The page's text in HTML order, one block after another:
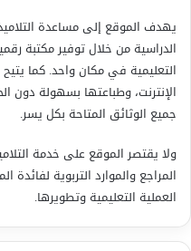
يهدف الموقع إلى مساعدة
الدراسية من خلال توفير مكتبة
التعليمية في مكان واحد. كما يتيح
الإنترنت، وطباعتها بسهولة دون
جميع الوثائق المتاحة بكل يسر.
ولا يقتصر الموقع على خدمة
المراجع والموارد التربوية
العملية التعليمية وتطويرها.